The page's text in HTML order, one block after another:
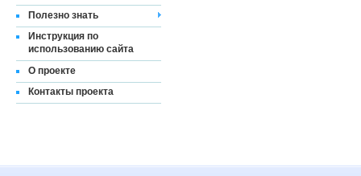
Полезно знать
Инструкция по
использованию сайта
О проекте
Контакты проекта